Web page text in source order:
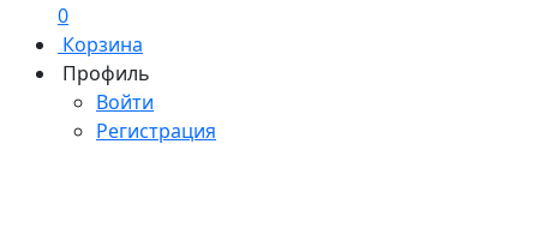
0
Корзина
Профиль
Войти
Регистрация